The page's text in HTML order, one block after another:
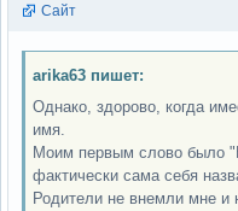
Сайт
arika63 пишет:
Однако, здорово, когда
имя.
Моим первым слово было
фактически сама себя
Родители не внемли мне и